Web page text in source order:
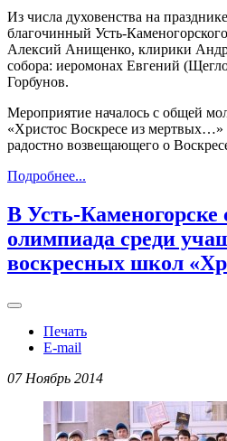
Из числа духовенства на
благочинный Усть-
Алексий Анищенко, клирики
собора: иеромонах Евгений
Горбунов.
Мероприятие началось с общей
«Христос Воскресе из мертвых…»
радостно возвещающего о
Подробнее...
В Усть-Каменогорске
олимпиада среди
воскресных школ
Печать
E-mail
07 Ноябрь 2014